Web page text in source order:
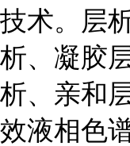
技术。层
析、凝胶
析、亲和
效液相色